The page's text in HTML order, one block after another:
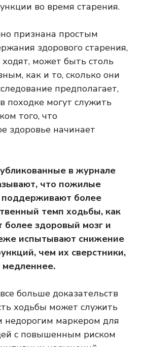
во время старения.
признана простым
здорового старения,
может быть столь
как и то, сколько они
предполагает,
походке могут служить
того, что
здоровье начинает
в журнале
что пожилые
более
темп ходьбы, как
более здоровый мозг и
испытывают снижение
чем их сверстники,
больше доказательств
ходьбы может служить
недорогим маркером для
с повышенным риском